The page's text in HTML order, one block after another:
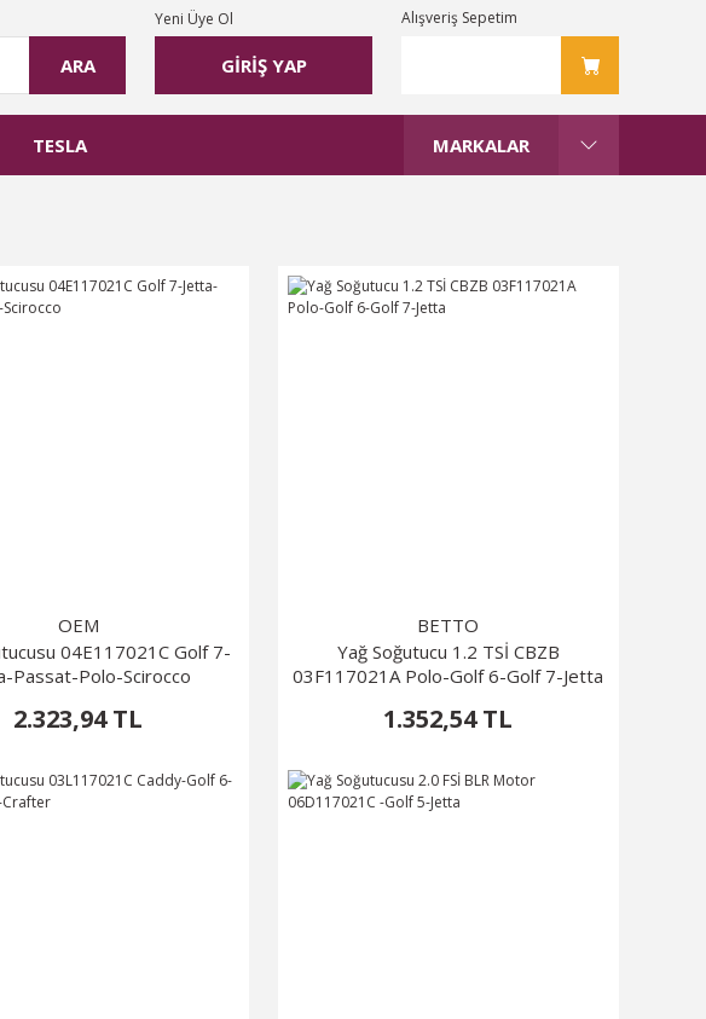
ARA GİRİŞ YAP
Yeni Üye Ol Alışveriş Sepetim
TESLA MARKALAR
OEM
04E117021C Golf 7-
Passat-Polo-Scirocco
2.323,94 TL
BETTO
Yağ Soğutucu 1.2 TSİ CBZB
03F117021A Polo-Golf 6-Golf 7-Jetta
1.352,54 TL